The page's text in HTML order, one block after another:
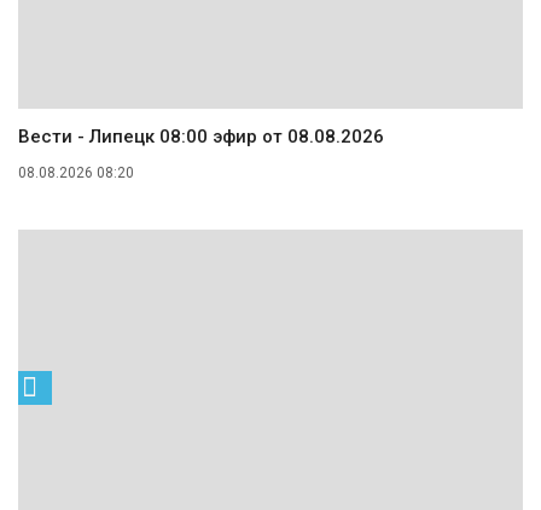
Вести - Липецк 08:00 эфир от 08.08.2026
08.08.2026 08:20